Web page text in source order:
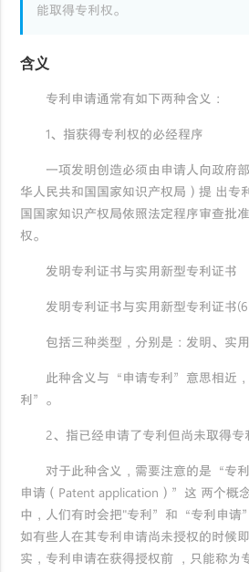
能取得专利权。
含义
专利申请通常有如下两种含义：
1、指获得专利权的必经程序
一项发明创造必须由申请人向政府部
华人民共和国国家知识产权局）提 出专
国国家知识产权局依照法定程序审查批
权。
发明专利证书与实用新型专利证书
发明专利证书与实用新型专利证书
包括三种类型，分别是：发明、实用
此种含义与“申请专利”意思相近，
利”。
2、指已经申请了专利但尚未取得专
对于此种含义，需要注意的是“专
申请（Patent application）”这 两个概
中，人们有时会把"专利”和“专利申请
如有些人在其专利申请尚未授权的时候
实，专利申请在获得授权前 ，只能称为